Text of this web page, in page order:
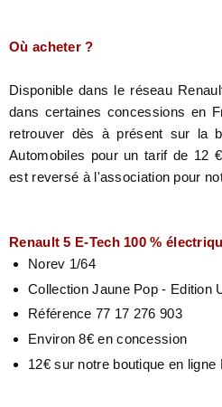
Où acheter ?
Disponible dans le réseau
dans certaines concessions en
retrouver dès à présent sur la
Automobiles pour un tarif de 12
est reversé à l'association pour
Renault 5 E-Tech 100 %
Norev 1/64
Collection Jaune Pop - Edition
Référence 77 17 276 903
Environ 8€ en concession
12€ sur notre boutique en ligne